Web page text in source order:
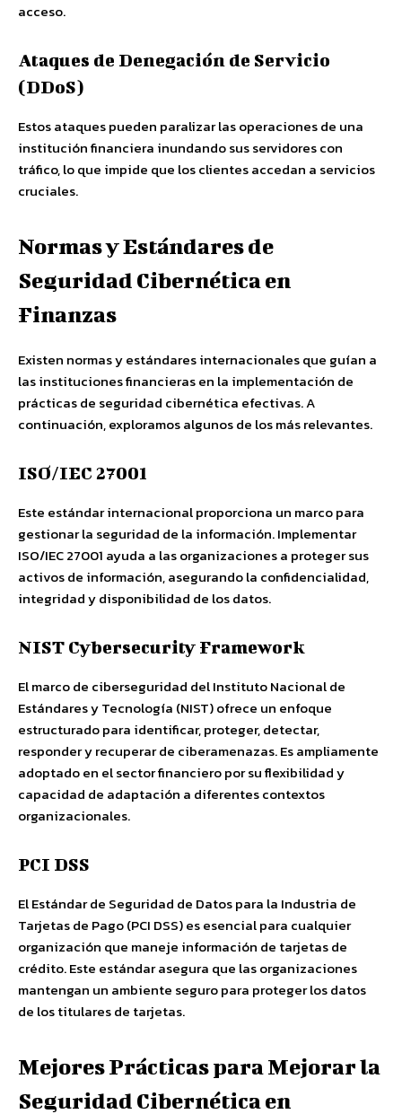
acceso.
Ataques de Denegación de Servicio
(DDoS)
Estos ataques pueden paralizar las operaciones de una
institución financiera inundando sus servidores con
tráfico, lo que impide que los clientes accedan a servicios
cruciales.
Normas y Estándares de
Seguridad Cibernética en
Finanzas
Existen normas y estándares internacionales que guían a
las instituciones financieras en la implementación de
prácticas de seguridad cibernética efectivas. A
continuación, exploramos algunos de los más relevantes.
ISO/IEC 27001
Este estándar internacional proporciona un marco para
gestionar la seguridad de la información. Implementar
ISO/IEC 27001 ayuda a las organizaciones a proteger sus
activos de información, asegurando la confidencialidad,
integridad y disponibilidad de los datos.
NIST Cybersecurity Framework
El marco de ciberseguridad del Instituto Nacional de
Estándares y Tecnología (NIST) ofrece un enfoque
estructurado para identificar, proteger, detectar,
responder y recuperar de ciberamenazas. Es ampliamente
adoptado en el sector financiero por su flexibilidad y
capacidad de adaptación a diferentes contextos
organizacionales.
PCI DSS
El Estándar de Seguridad de Datos para la Industria de
Tarjetas de Pago (PCI DSS) es esencial para cualquier
organización que maneje información de tarjetas de
crédito. Este estándar asegura que las organizaciones
mantengan un ambiente seguro para proteger los datos
de los titulares de tarjetas.
Mejores Prácticas para Mejorar la
Seguridad Cibernética en